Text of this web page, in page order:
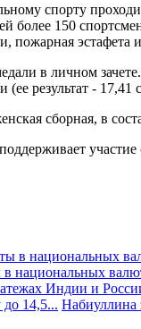
спорту
более 150
пожарная
в личном
результат - 17,41
сборная, в
в национальных
Индии и
14,5... Набиуллина